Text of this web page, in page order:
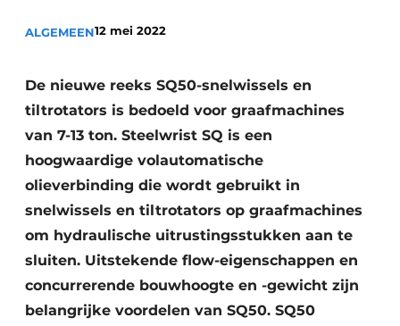
ALGEMEEN12 mei 2022
De nieuwe reeks SQ50-snelwissels en
tiltrotators is bedoeld voor graafmachines
van 7-13 ton. Steelwrist SQ is een
hoogwaardige volautomatische
olieverbinding die wordt gebruikt in
snelwissels en tiltrotators op graafmachines
om hydraulische uitrustingsstukken aan te
sluiten. Uitstekende flow-eigenschappen en
concurrerende bouwhoogte en -gewicht zijn
belangrijke voordelen van SQ50. SQ50